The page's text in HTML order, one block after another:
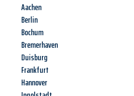
Aachen
Berlin
Bochum
Bremerhaven
Duisburg
Frankfurt
Hannover